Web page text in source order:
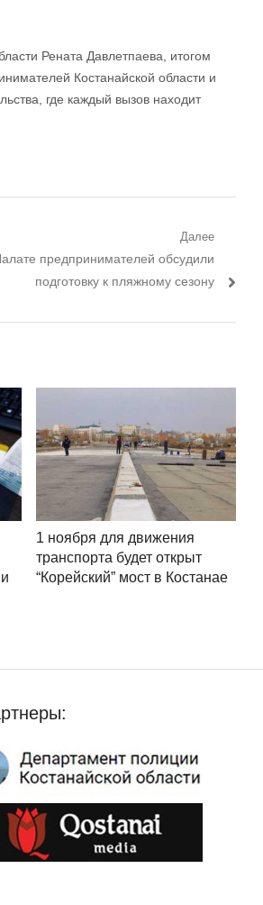
Рената Давлетпаева, итогом
Костанайской области и
где каждый вызов находит
Далее
пост:
предпринимателей обсудили
подготовку к пляжному сезону
1 ноября для движения
транспорта будет открыт
“Корейский” мост в Костанае